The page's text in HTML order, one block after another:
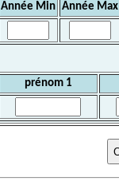
Année Min Année Max
prénom 1